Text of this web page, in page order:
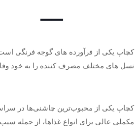
کچاپ یکی از فرآورده های گوجه فرنگی
نسل های مختلف مصرف کننده را به خود
کچاپ یکی از محبوب‌ترین چاشنی‌ها در
مکملی عالی برای انواع غذاها، از جمله